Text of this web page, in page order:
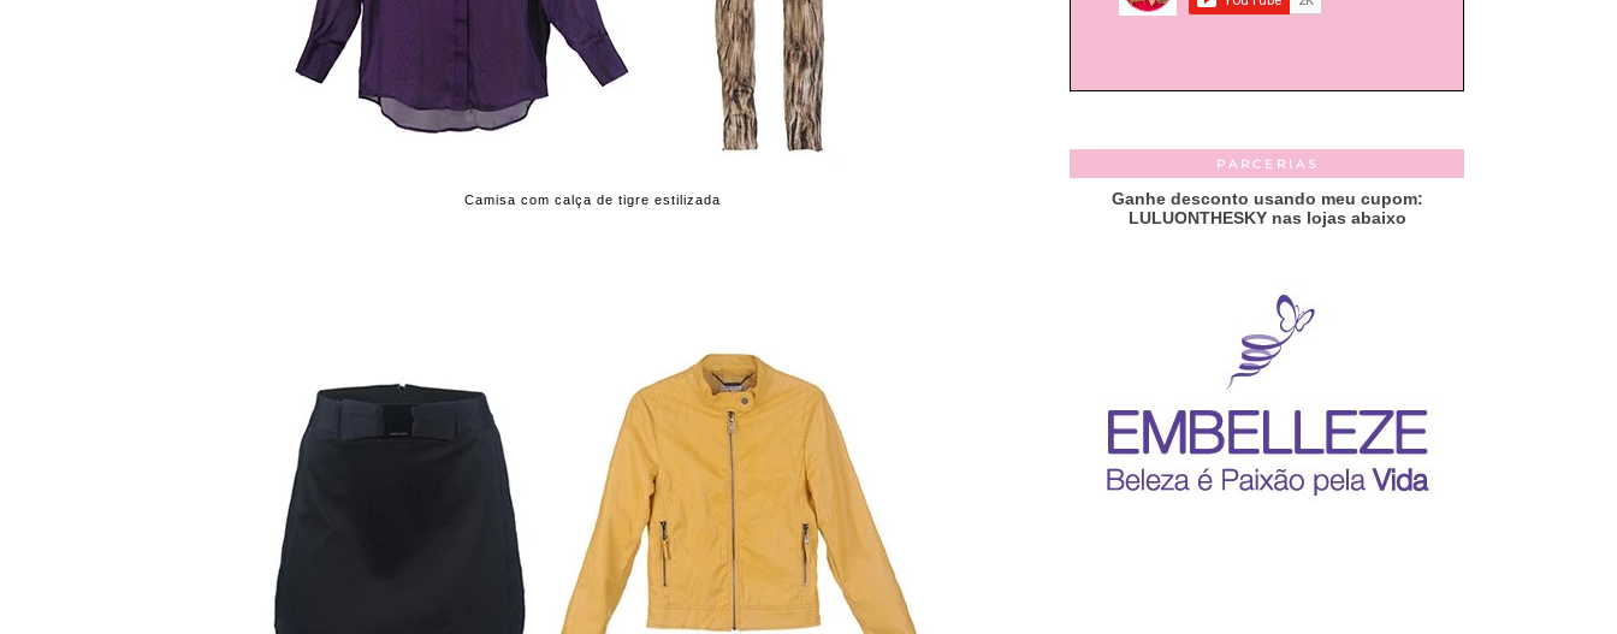
Camisa com calça de tigre estilizada
PARCERIAS
Ganhe desconto usando meu cupom:
LULUONTHESKY nas lojas abaixo